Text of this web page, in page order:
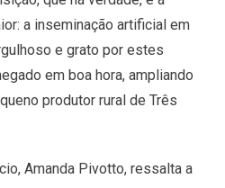
a inseminação artificial em
e grato por estes
em boa hora, ampliando
produtor rural de Três
Amanda Pivotto, ressalta a